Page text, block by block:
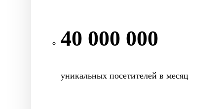
40 000 000
уникальных посетителей в месяц